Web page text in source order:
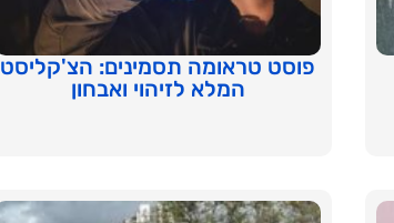
פוסט טראומה תסמינים: הצ'קליסט
המלא לזיהוי ואבחון